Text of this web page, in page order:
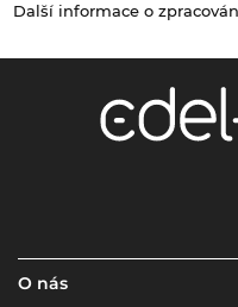
Další informace o
O nás